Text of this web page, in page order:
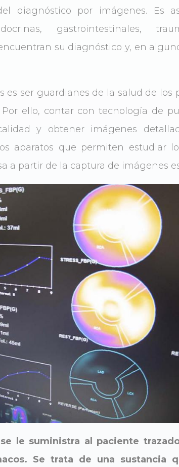
diagnóstico por imágenes. Es
gastrointestinales,
su diagnóstico y, en
es ser guardianes de la salud de los
Por ello, contar con tecnología de
y obtener imágenes
aparatos que permiten estudiar
a partir de la captura de imágenes
le suministra al paciente
Se trata de una sustancia